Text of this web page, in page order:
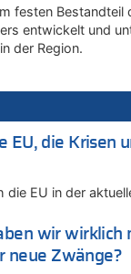
Ostbelgien Direkt
Hendrich wechselt
Hugo Egon
aus Haus des
Coralie zu
diesem Sommer ist
Coralie zu
Sommer ist
Hugo Egon
Dax zu
Sommer ist
festen
entwickelt und
der Region.
EU, die Krisen
EU in der
wir wirklich
neue Zwänge?